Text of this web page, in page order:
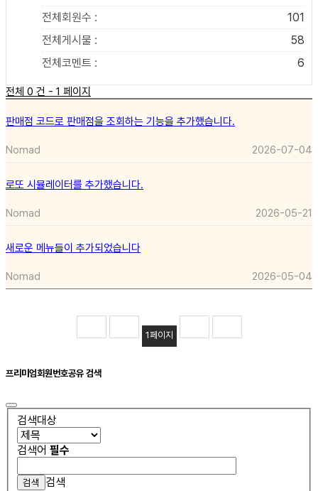
전체회원수 :
101
전체게시물 :
58
전체코멘트 :
6
전체 0 건 - 1 페이지
판매점 코드로 판매점을 조회하는 기능을 추가했습니다.
Nomad 2026-07-04
로또 시뮬레이터를 추가했습니다.
Nomad 2026-05-21
새로운 메뉴들이 추가되었습니다
Nomad 2026-05-04
1페이지
프리미엄회원번호공유 검색
검색대상
검색어 필수
검색